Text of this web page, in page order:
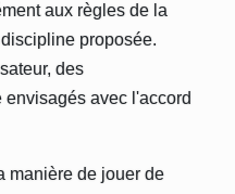
aux règles de la
proposée.
des
avec l'accord
manière de jouer de